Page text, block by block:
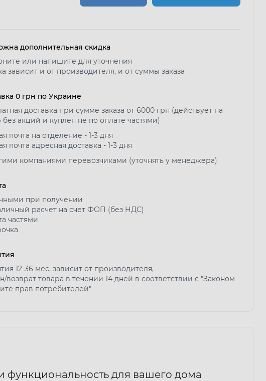
дополнительная скидка
или напишите для уточнения
зависит и от производителя, и от суммы заказа
0 грн по Украине
доставка при сумме заказа от 6000 грн (действует на
без акций и куплен не по оплате частями)
почта на отделение - 1-3 дня
почта адресная доставка - 1-3 дня
компаниями перевозчиками (уточнять у менеджера)
при получении
расчет на счет ФОП (без НДС)
частями
12-36 мес, зависит от производителя,
возврат товара в течении 14 дней в соответствии с "Законом
прав потребителей"
функциональность для вашего дома